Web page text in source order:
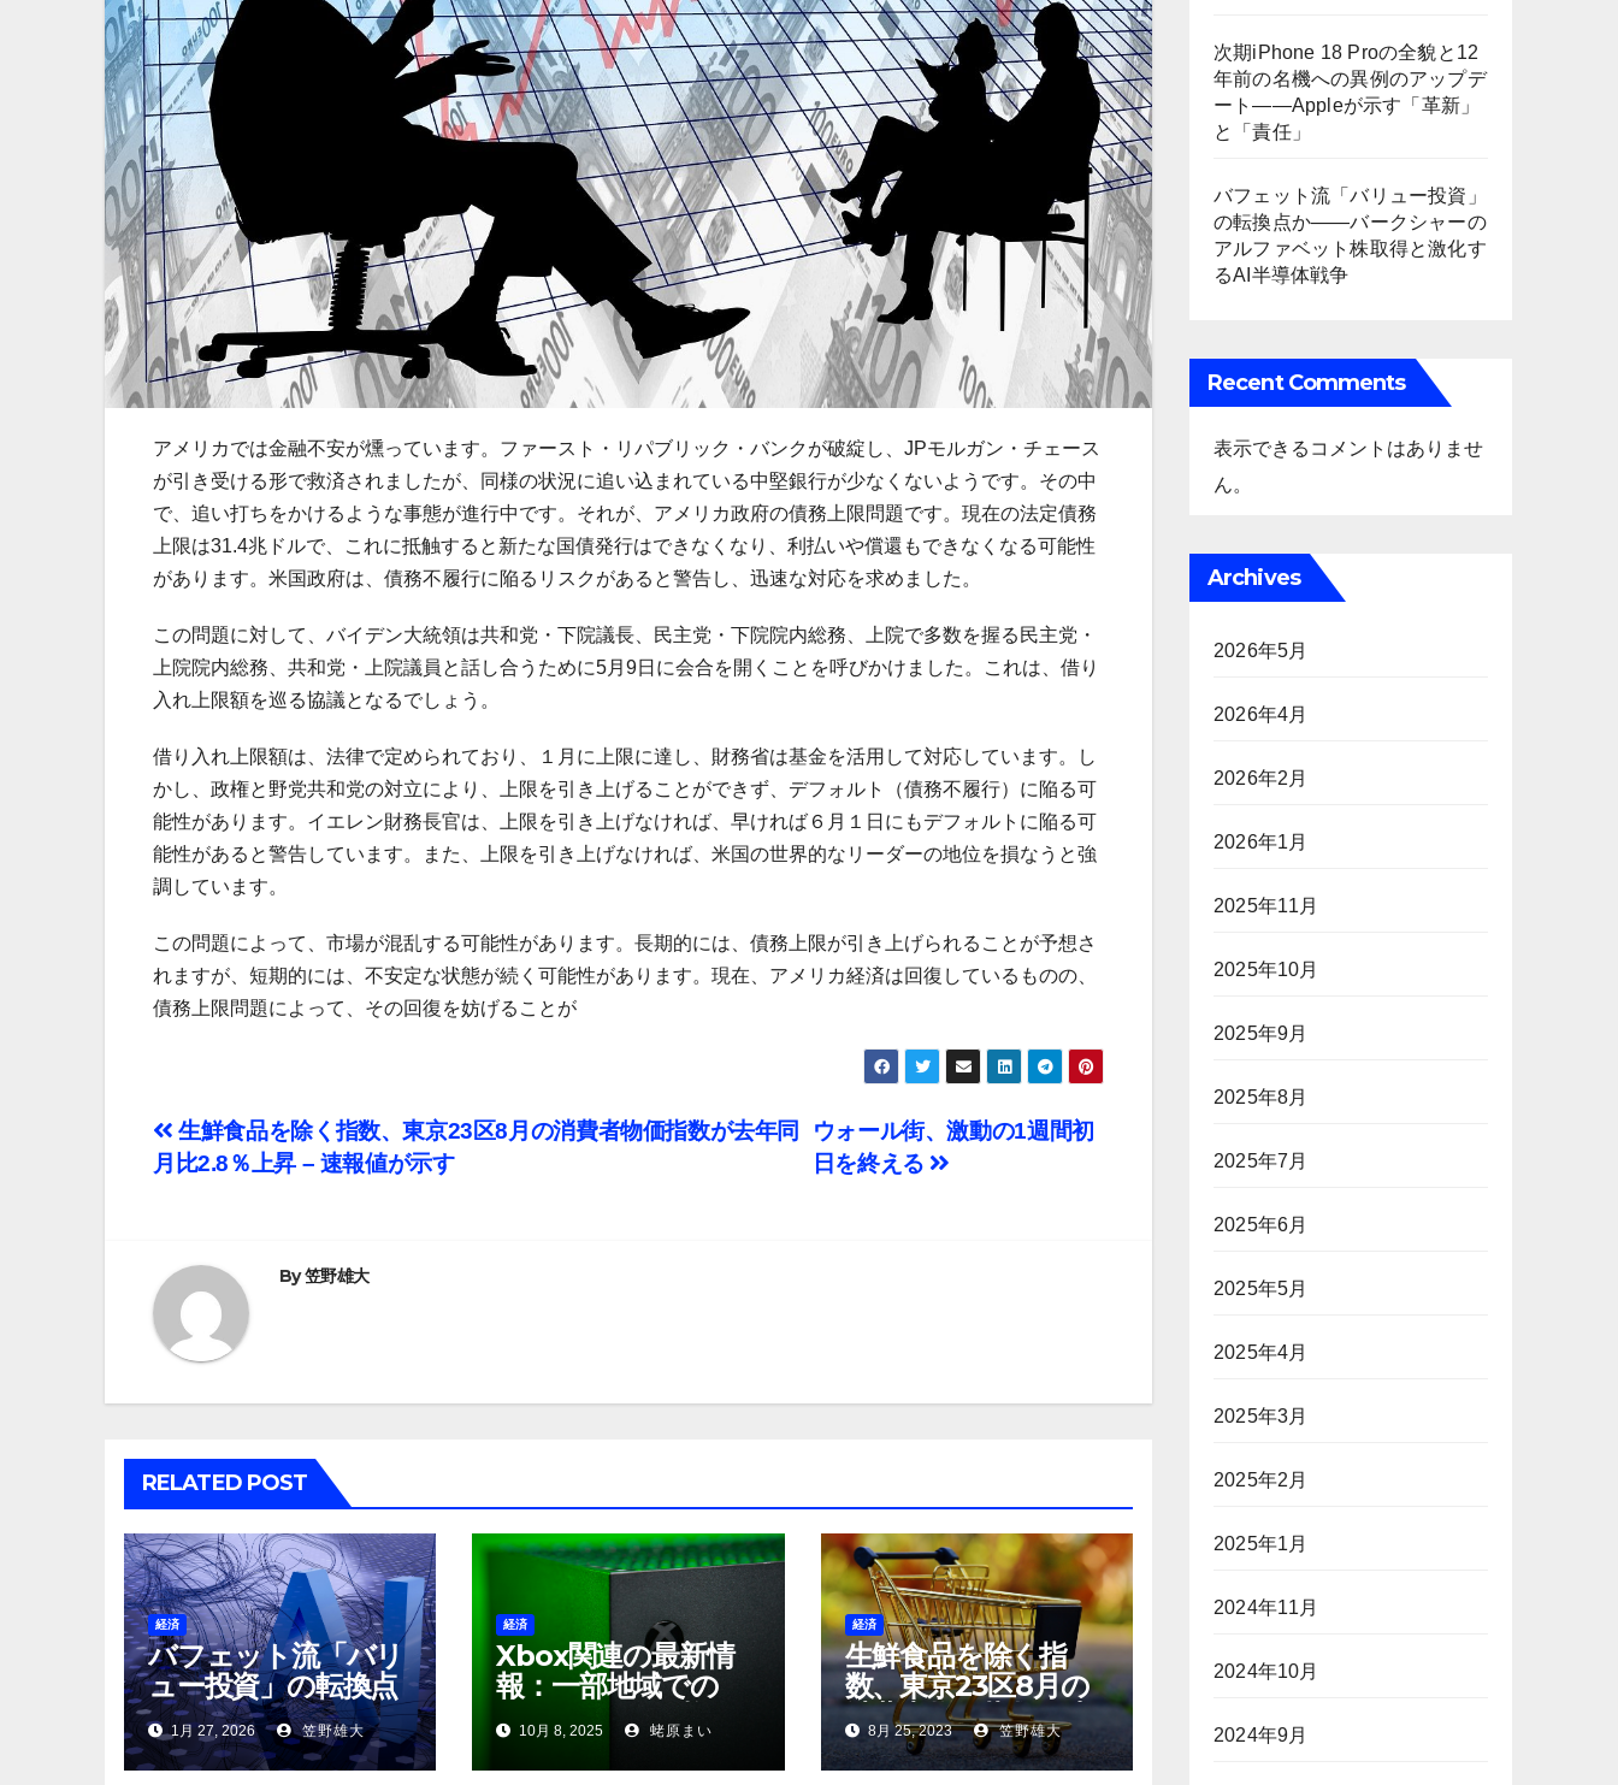
アメリカでは金融不安が燻っています。ファースト・リパブリック・バンクが破綻し、JPモルガン・チェース
が引き受ける形で救済されましたが、同様の状況に追い込まれている中堅銀行が少なくないようです。その中
で、追い打ちをかけるような事態が進行中です。それが、アメリカ政府の債務上限問題です。現在の法定債務
上限は31.4兆ドルで、これに抵触すると新たな国債発行はできなくなり、利払いや償還もできなくなる可能性
があります。米国政府は、債務不履行に陥るリスクがあると警告し、迅速な対応を求めました。
この問題に対して、バイデン大統領は共和党・下院議長、民主党・下院院内総務、上院で多数を握る民主党・
上院院内総務、共和党・上院議員と話し合うために5月9日に会合を開くことを呼びかけました。これは、借り
入れ上限額を巡る協議となるでしょう。
借り入れ上限額は、法律で定められており、１月に上限に達し、財務省は基金を活用して対応しています。し
かし、政権と野党共和党の対立により、上限を引き上げることができず、デフォルト（債務不履行）に陥る可
能性があります。イエレン財務長官は、上限を引き上げなければ、早ければ６月１日にもデフォルトに陥る可
能性があると警告しています。また、上限を引き上げなければ、米国の世界的なリーダーの地位を損なうと強
調しています。
この問題によって、市場が混乱する可能性があります。長期的には、債務上限が引き上げられることが予想さ
れますが、短期的には、不安定な状態が続く可能性があります。現在、アメリカ経済は回復しているものの、
債務上限問題によって、その回復を妨げることが
投
稿
ビ
ゲ
ョ
ン
ウォール街、激動の1週間初
日を終える
生鮮食品を除く指数、東京23区8月の消費者物価指数が去年同
月比2.8％上昇 – 速報値が示す
By笠野雄大
RELATED POST
経済
バフェット流「バリ
ュー投資」の転換点
か――バークシャー
のアルファベット株
取得と激化するAI半
1月 27, 2026 笠野雄大
経済
Xbox関連の最新情
報：一部地域での
Game Pass価格改
定延期と『Ninja
Gaiden 4』の事前
10月 8, 2025 蛯原まい
経済
生鮮食品を除く指
数、東京23区8月の
消費者物価指数が去
年同月比2.8％上昇 –
速報値が示す
8月 25, 2023 笠野雄大
次期iPhone 18 Proの全貌と12
年前の名機への異例のアップデ
ート——Appleが示す「革新」
と「責任」
バフェット流「バリュー投資」
の転換点か――バークシャーの
アルファベット株取得と激化す
るAI半導体戦争
Recent Comments
表示できるコメントはありませ
ん。
Archives
2026年5月
2026年4月
2026年2月
2026年1月
2025年11月
2025年10月
2025年9月
2025年8月
2025年7月
2025年6月
2025年5月
2025年4月
2025年3月
2025年2月
2025年1月
2024年11月
2024年10月
2024年9月